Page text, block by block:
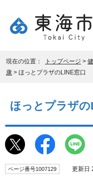
現在の位置： トップページ >
康 > ほっとプラザのLINE窓口
ほっとプラザの
ページ番号1007129 更新日